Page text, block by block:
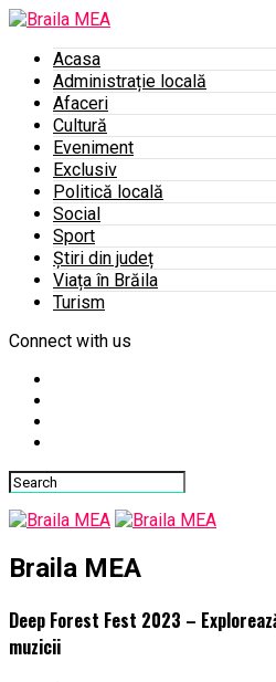
Acasa
Administrație locală
Afaceri
Cultură
Eveniment
Exclusiv
Politică locală
Social
Sport
Știri din județ
Viața în Brăila
Turism
Connect with us
Braila MEA
Deep Forest Fest 2023 –
muzicii